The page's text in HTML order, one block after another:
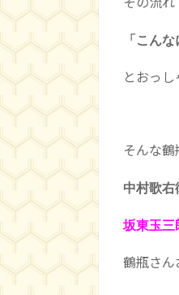
「こん
とおっし
そんな鶴
中村歌右
坂東玉三
鶴瓶さん